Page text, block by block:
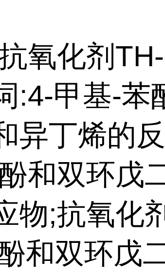
氧化剂
:4-甲基-苯
异丁烯的
和双环戊
物;抗氧化
和双环戊